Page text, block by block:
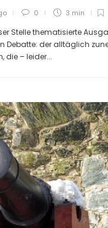
0 3 min
Stelle thematisierte
Debatte: der alltäglich
die – leider...